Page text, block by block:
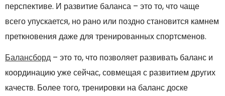
перспективе. И развитие баланса – это то, что чаще
всего упускается, но рано или поздно становится камнем
преткновения даже для тренированных спортсменов.
Балансборд – это то, что позволяет развивать баланс и
координацию уже сейчас, совмещая с развитием других
качеств. Более того, тренировки на баланс доске